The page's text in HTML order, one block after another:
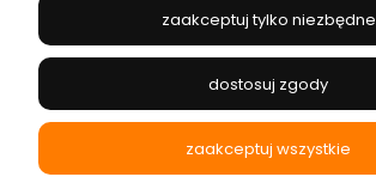
O nas
zaakceptuj tylko niezbędne
dostosuj zgody
zaakceptuj wszystkie